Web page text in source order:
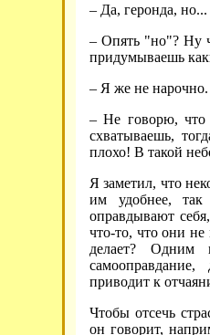
– Да, геронда, но...
– Опять "но"? Ну
придумываешь
– Я же не нарочно.
– Не говорю, что
схватываешь,
плохо! В такой
Я заметил, что
им удобнее, так
оправдывают
что-то, что они
делает? Одним
приводит к
Чтобы отсечь
он говорит,